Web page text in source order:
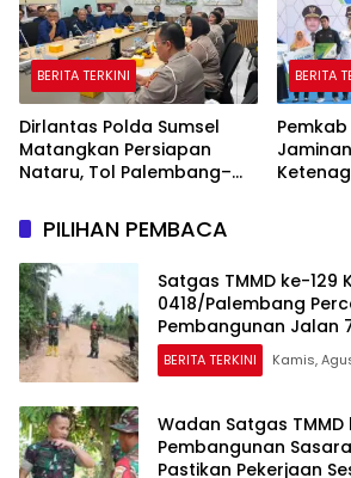
BERITA TERKINI
Dirlantas Polda Sumsel
Matangkan Persiapan
Nataru, Tol Palembang–
Fungsional Akhir 2026
BERITA
PILIHAN PEMBACA
Satgas TMMD ke-129
0418/Palembang
Pembangunan Jalan
BERITA TERKINI Kamis,
Wadan Satgas TMMD
Pembangunan
Pastikan Pekerjaan